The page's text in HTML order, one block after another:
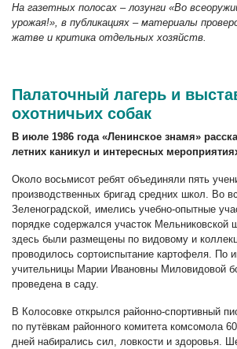
На газетных полосах – лозунги «Во
урожая!», в публикациях – материалы
жатве и критика отдельных хозяйств.
Палаточный лагерь и
охотничьих собак
В июле 1986 года «Ленинское знамя»
летних каникул и интересных
Около восьмисот ребят объединяли пять
производственных бригад средних школ. Во
Зеленоградской, имелись учебно-опытные
порядке содержался участок Мельниковской
здесь были размещены по видовому и
проводилось сортоиспытание картофеля. По
учительницы Марии Ивановны Миловидовой
проведена в саду.
В Колосовке открылся районно-спортивный
по путёвкам районного комитета комсомола
дней набирались сил, ловкости и здоровья.